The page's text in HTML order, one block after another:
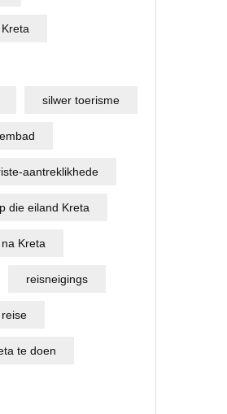
silwer toerisme
aantreklikhede
die eiland Kreta
Kreta
reisneigings
reise
te doen